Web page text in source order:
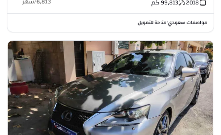
2018
99,813كم
مواصفات سعودي•متاحة للتمويل